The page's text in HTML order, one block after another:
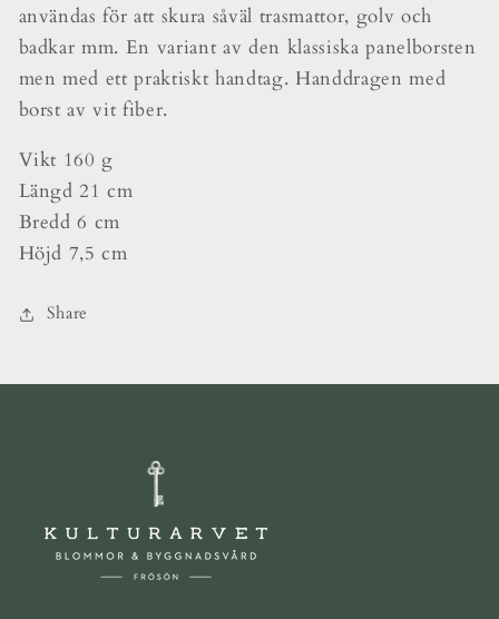
användas för att skura såväl trasmattor, golv och
badkar mm. En variant av den klassiska panelborsten
men med ett praktiskt handtag. Handdragen med
borst av vit fiber.
Vikt 160 g
Längd 21 cm
Bredd 6 cm
Höjd 7,5 cm
Share